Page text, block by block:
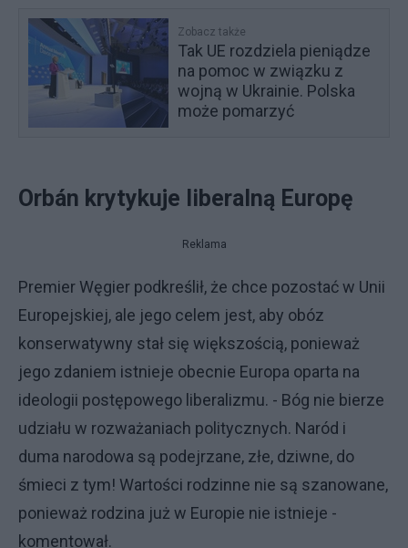
Zobacz także
Tak UE rozdziela pieniądze
na pomoc w związku z
wojną w Ukrainie. Polska
może pomarzyć
Orbán krytykuje liberalną Europę
Reklama
Premier Węgier podkreślił, że chce pozostać w Unii
Europejskiej, ale jego celem jest, aby obóz
konserwatywny stał się większością, ponieważ
jego zdaniem istnieje obecnie Europa oparta na
ideologii postępowego liberalizmu. - Bóg nie bierze
udziału w rozważaniach politycznych. Naród i
duma narodowa są podejrzane, złe, dziwne, do
śmieci z tym! Wartości rodzinne nie są szanowane,
ponieważ rodzina już w Europie nie istnieje -
komentował.